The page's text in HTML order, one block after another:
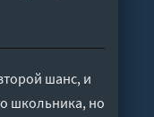
шанс, и
школьника, но